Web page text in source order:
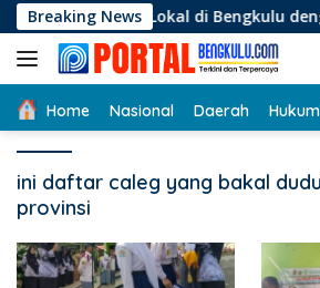
Langsung
ke
konten
Breaking News
Lokal di Bengkulu dengan
Home Nasional Daerah
ini daftar caleg yang bakal
provinsi